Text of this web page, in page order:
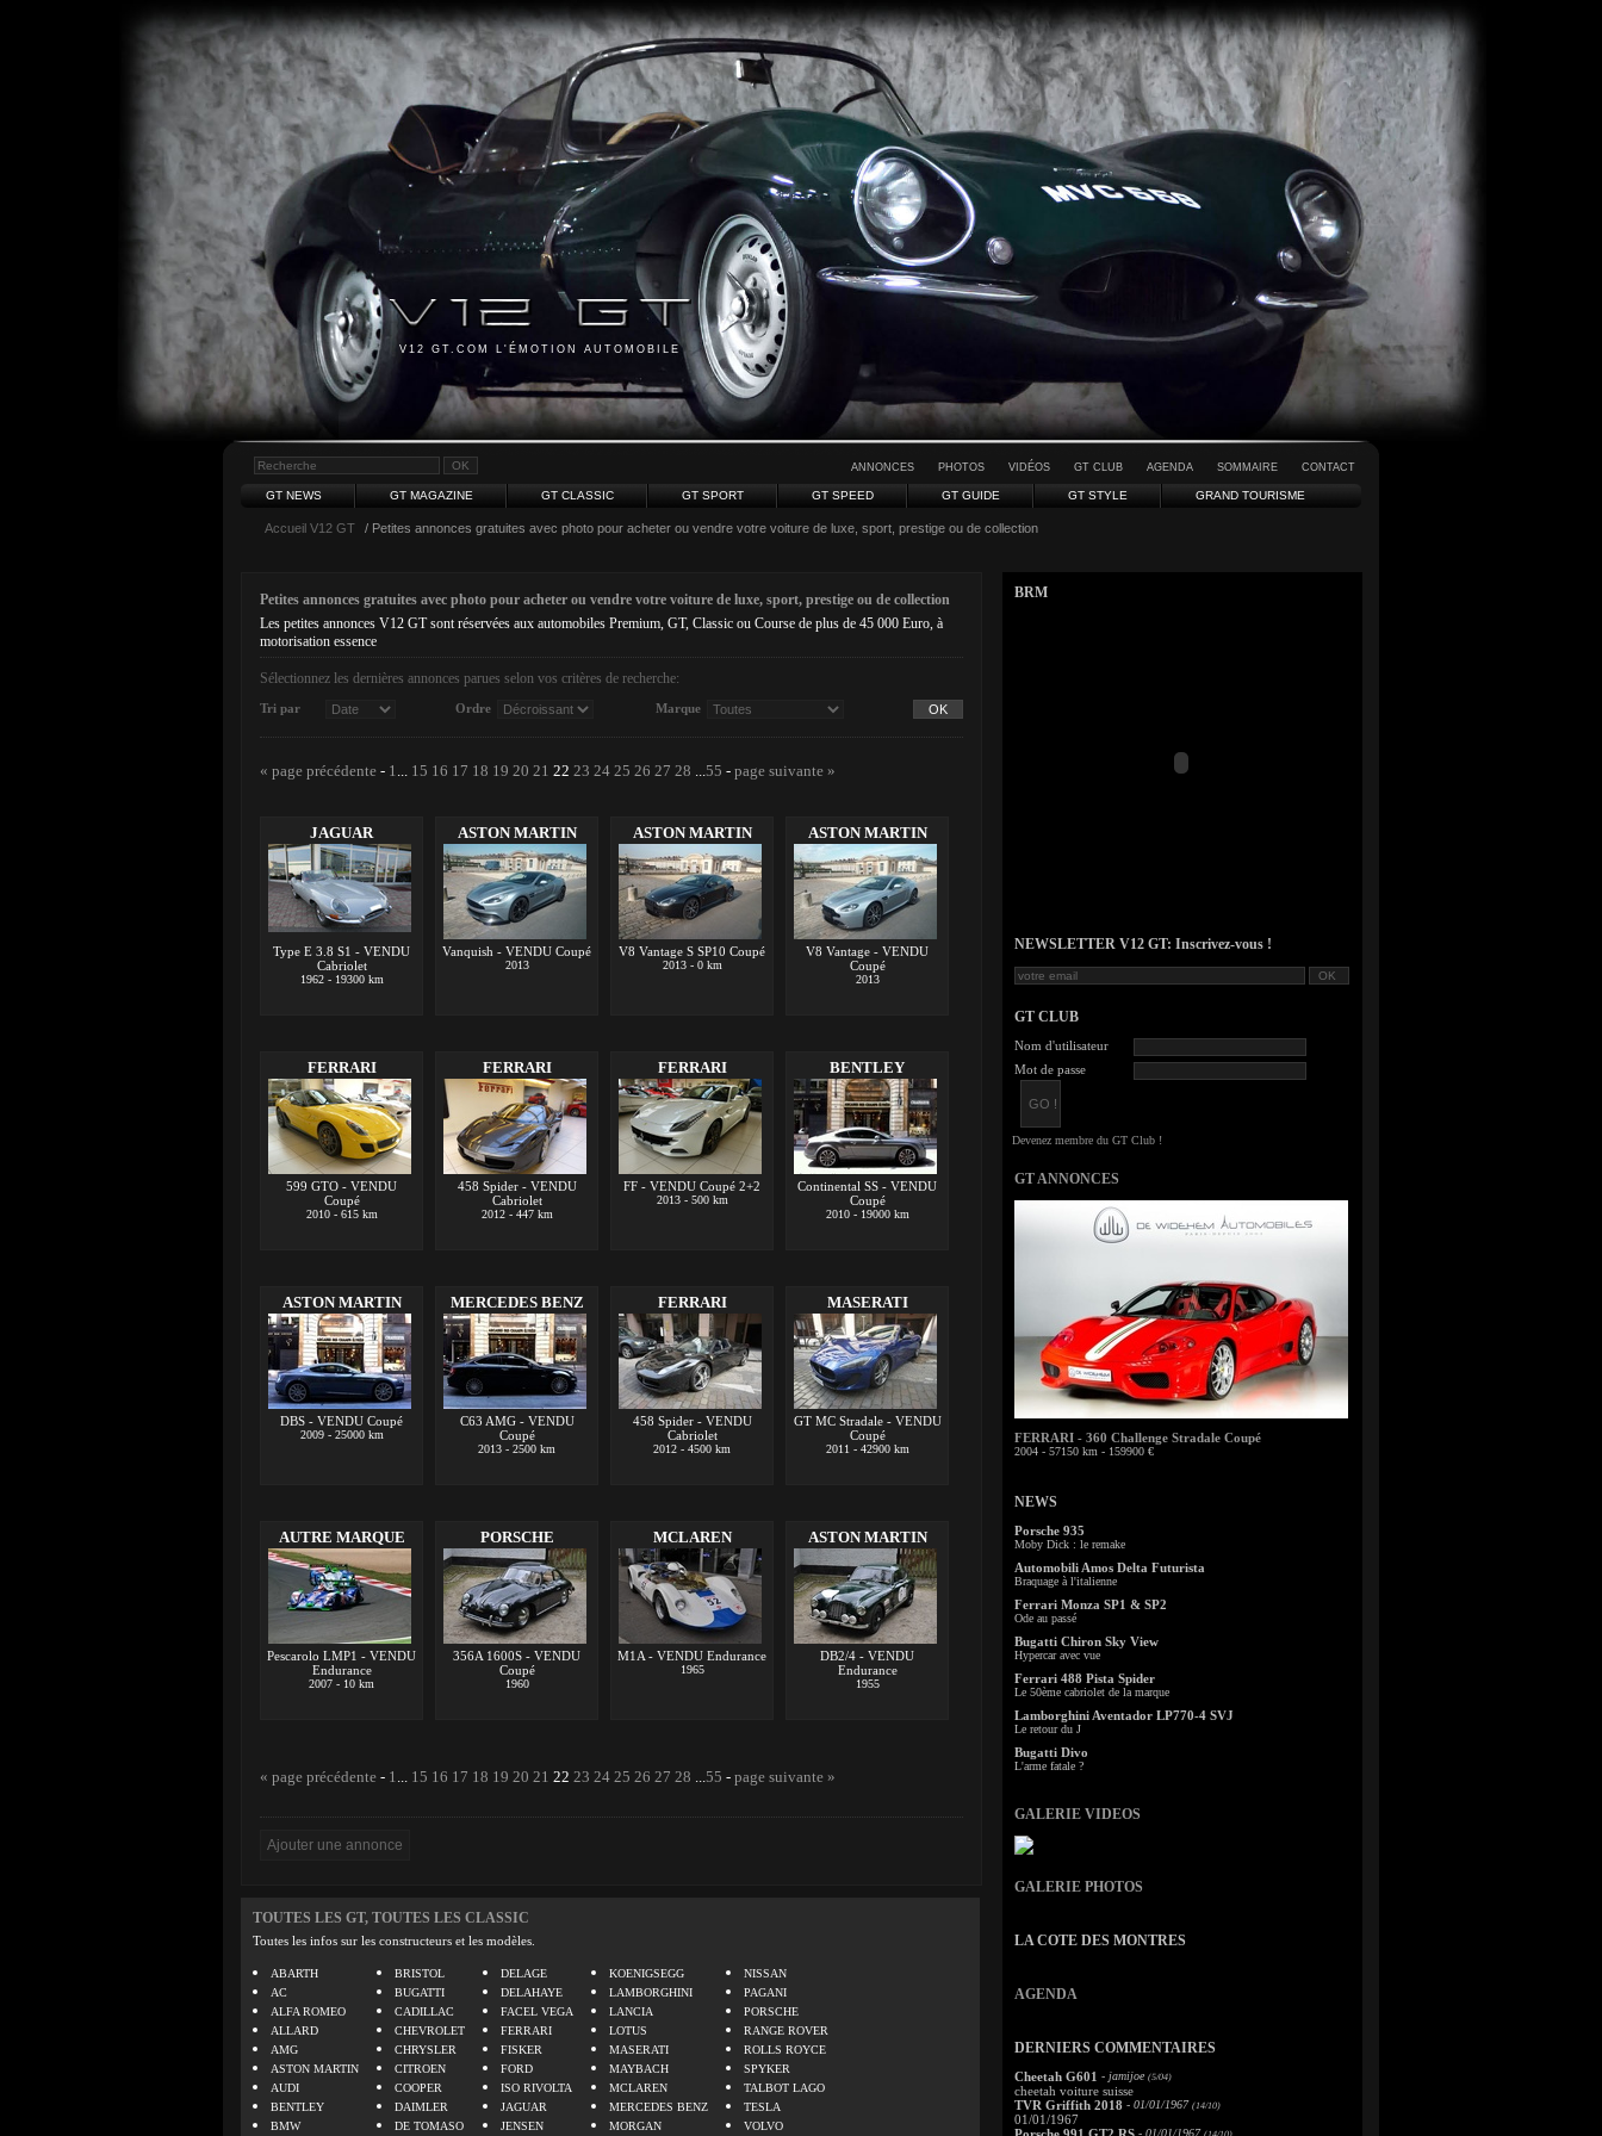
V12 GT.COM L'ÉMOTION AUTOMOBILE
ANNONCES PHOTOS VIDÉOS GT CLUB AGENDA SOMMAIRE CONTACT
GT NEWS GT MAGAZINE GT CLASSIC GT SPORT GT SPEED GT GUIDE GT STYLE GRAND TOURISME
Accueil V12 GT / Petites annonces gratuites avec photo pour acheter ou vendre votre voiture de luxe, sport, prestige ou de collection
Petites annonces gratuites avec photo pour acheter ou vendre votre voiture de luxe, sport, prestige ou de collection
Les petites annonces V12 GT sont réservées aux automobiles Premium, GT, Classic ou Course de plus de 45 000 Euro, à
motorisation essence
Sélectionnez les dernières annonces parues selon vos critères de recherche:
Tri par Ordre Marque
« page précédente - 1... 15 16 17 18 19 20 21 22 23 24 25 26 27 28 ...55 - page suivante »
JAGUAR
Type E 3.8 S1 - VENDU
Cabriolet
1962 - 19300 km
ASTON MARTIN
Vanquish - VENDU Coupé
2013
ASTON MARTIN
V8 Vantage S SP10 Coupé
2013 - 0 km
ASTON MARTIN
V8 Vantage - VENDU
Coupé
2013
FERRARI
599 GTO - VENDU
Coupé
2010 - 615 km
FERRARI
458 Spider - VENDU
Cabriolet
2012 - 447 km
FERRARI
FF - VENDU Coupé 2+2
2013 - 500 km
BENTLEY
Continental SS - VENDU
Coupé
2010 - 19000 km
ASTON MARTIN
DBS - VENDU Coupé
2009 - 25000 km
MERCEDES BENZ
C63 AMG - VENDU
Coupé
2013 - 2500 km
FERRARI
458 Spider - VENDU
Cabriolet
2012 - 4500 km
MASERATI
GT MC Stradale - VENDU
Coupé
2011 - 42900 km
AUTRE MARQUE
Pescarolo LMP1 - VENDU
Endurance
2007 - 10 km
PORSCHE
356A 1600S - VENDU
Coupé
1960
MCLAREN
M1A - VENDU Endurance
1965
ASTON MARTIN
DB2/4 - VENDU
Endurance
1955
« page précédente - 1... 15 16 17 18 19 20 21 22 23 24 25 26 27 28 ...55 - page suivante »
TOUTES LES GT, TOUTES LES CLASSIC
Toutes les infos sur les constructeurs et les modèles.
ABARTH
AC
ALFA ROMEO
ALLARD
AMG
ASTON MARTIN
AUDI
BENTLEY
BMW
BRISTOL
BUGATTI
CADILLAC
CHEVROLET
CHRYSLER
CITROEN
COOPER
DAIMLER
DE TOMASO
DELAGE
DELAHAYE
FACEL VEGA
FERRARI
FISKER
FORD
ISO RIVOLTA
JAGUAR
JENSEN
KOENIGSEGG
LAMBORGHINI
LANCIA
LOTUS
MASERATI
MAYBACH
MCLAREN
MERCEDES BENZ
MORGAN
NISSAN
PAGANI
PORSCHE
RANGE ROVER
ROLLS ROYCE
SPYKER
TALBOT LAGO
TESLA
VOLVO
BRM
NEWSLETTER V12 GT: Inscrivez-vous !
GT CLUB
Nom d'utilisateur
Mot de passe
GT ANNONCES
FERRARI - 360 Challenge Stradale Coupé
2004 - 57150 km - 159900 €
NEWS
Porsche 935
Moby Dick : le remake
Automobili Amos Delta Futurista
Braquage à l'italienne
Ferrari Monza SP1 & SP2
Ode au passé
Bugatti Chiron Sky View
Hypercar avec vue
Ferrari 488 Pista Spider
Le 50ème cabriolet de la marque
Lamborghini Aventador LP770-4 SVJ
Le retour du J
Bugatti Divo
L'arme fatale ?
GALERIE VIDEOS
GALERIE PHOTOS
LA COTE DES MONTRES
AGENDA
DERNIERS COMMENTAIRES
Cheetah G601 - jamijoe (5/04)
cheetah voiture suisse
TVR Griffith 2018 - 01/01/1967 (14/10)
01/01/1967
- 01/01/1967